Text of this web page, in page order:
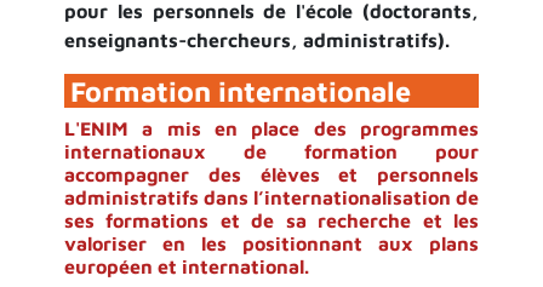
pour les personnels de l'école (doctorants,
enseignants-chercheurs, administratifs).
Formation internationale
L'ENIM a mis en place des programmes
internationaux de formation pour
accompagner des élèves et personnels
administratifs dans l’internationalisation de
ses formations et de sa recherche et les
valoriser en les positionnant aux plans
européen et international.